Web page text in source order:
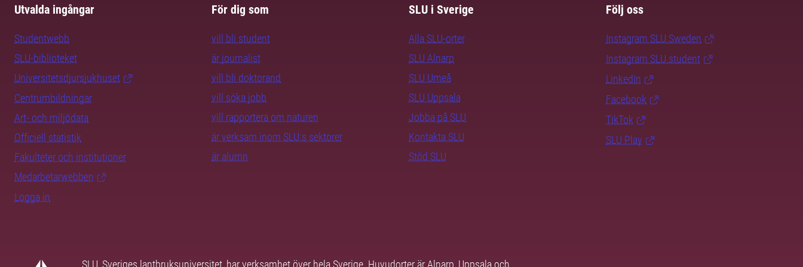
Utvalda ingångar
Studentwebb
SLU-biblioteket
Universitetsdjursjukhuset
Centrumbildningar
Art- och miljödata
Officiell statistik
Fakulteter och institutioner
Medarbetarwebben
Logga in
För dig som
vill bli student
är journalist
vill bli doktorand
vill söka jobb
vill rapportera om naturen
är verksam inom SLU:s sektorer
är alumn
SLU i Sverige
Alla SLU-orter
SLU Alnarp
SLU Umeå
SLU Uppsala
Jobba på SLU
Kontakta SLU
Stöd SLU
Följ oss
Instagram SLU.Sweden
Instagram SLU.student
LinkedIn
Facebook
TikTok
SLU Play
SLU, Sveriges lantbruksuniversitet, har verksamhet över hela Sverige. Huvudorter är Alnarp, Uppsala och